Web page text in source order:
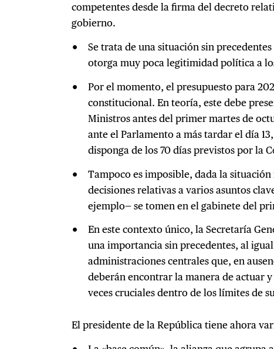
competentes desde la firma del decreto
gobierno.
Se trata de una situación sin
otorga muy poca legitimidad política a
Por el momento, el presupuesto para
constitucional. En teoría, este debe
Ministros antes del primer martes de
ante el Parlamento a más tardar el día
disponga de los 70 días previstos por la
Tampoco es imposible, dada la
decisiones relativas a varios asuntos
ejemplo— se tomen en el gabinete del
En este contexto único, la Secretaría
una importancia sin precedentes, al
administraciones centrales que, en
deberán encontrar la manera de actuar
veces cruciales dentro de los límites de
El presidente de la República tiene ahora